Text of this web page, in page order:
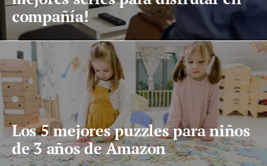
compañía!
Los 5 mejores puzzles para niños
de 3 años de Amazon